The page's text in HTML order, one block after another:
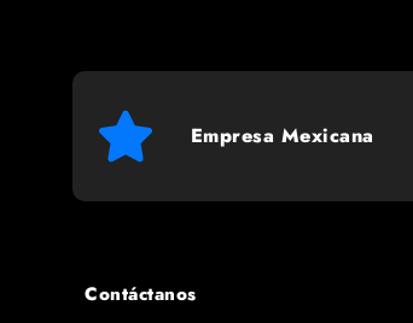
Empresa Mexicana
Contáctanos